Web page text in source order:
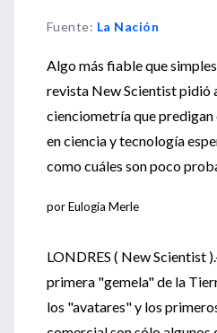
Fuente: La Nación
Algo más fiable que
revista New Scientist pidió
cienciometría que predigan
en ciencia y tecnología
como cuáles son poco
por Eulogia Merle
LONDRES ( New Scientist
primera "gemela" de la
los "avatares" y los